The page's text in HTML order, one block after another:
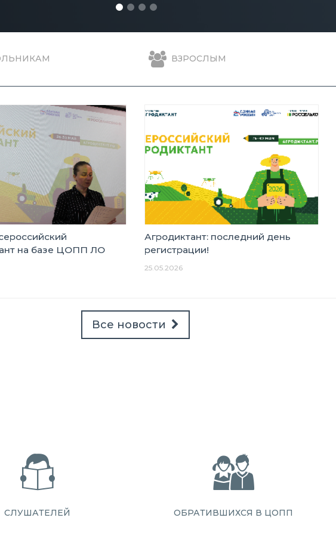
ВЗРОСЛЫМ
на базе ЦОПП ЛО
Агродиктант: последний день
регистрации!
25.05.2026
Все новости
СЛУШАТЕЛЕЙ ОБРАТИВШИХСЯ В ЦОПП